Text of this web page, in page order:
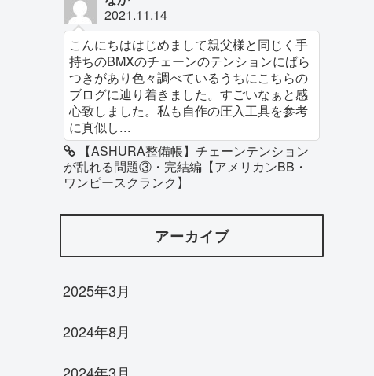
2021.11.14
こんにちははじめまして親父様と同じく手
持ちのBMXのチェーンのテンションにばら
つきがあり色々調べているうちにこちらの
ブログに辿り着きました。すごいなぁと感
心致しました。私も自作の圧入工具を参考
に真似し...
【ASHURA整備帳】チェーンテンション
が乱れる問題③・完結編【アメリカンBB・
ワンピースクランク】
アーカイブ
2025年3月
2024年8月